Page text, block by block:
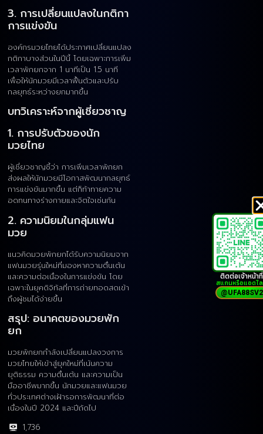
3. การเปลี่ยนแปลงในกติกา
การแข่งขัน
องค์กรมวยไทยได้ประกาศเปลี่ยนแปลง
กติกาบางส่วนในปีนี้ โดยเฉพาะการเพิ่ม
เวลาพักยกจาก 1 นาทีเป็น 1.5 นาที
เพื่อให้นักมวยมีเวลาฟื้นตัวและปรับ
กลยุทธ์ระหว่างยกมากขึ้น
บทวิเคราะห์จากผู้เชี่ยวชาญ
1. การปรับตัวของนัก
มวยไทย
ผู้เชี่ยวชาญชี้ว่า การเพิ่มเวลาพักยก
ส่งผลให้นักมวยมีโอกาสพัฒนากลยุทธ์
การแข่งขันมากขึ้น แต่ก็ท้าทายความ
อดทนทางร่างกายและจิตใจเช่นกัน
2. ความนิยมในกลุ่มแฟน
มวย
แนวคิดมวยพักยกได้รับความนิยมจาก
แฟนมวยรุ่นใหม่ที่มองหาความตื่นเต้น
และความต่อเนื่องในการแข่งขัน โดย
เฉพาะในยุคดิจิทัลที่การถ่ายทอดสดเข้า
ถึงผู้ชมได้ง่ายขึ้น
สรุป: อนาคตของมวยพัก
ยก
มวยพักยกกำลังเปลี่ยนแปลงวงการ
มวยไทยให้เข้าสู่ยุคใหม่ที่เน้นความ
ยุติธรรม ความตื่นเต้น และความเป็น
มืออาชีพมากขึ้น นักมวยและแฟนมวย
ทั่วประเทศต่างเฝ้ารอการพัฒนาที่ต่อ
เนื่องในปี 2024 และปีถัดไป
1,736
ติดต่อเจ้าหน้าที่
สแกนหรือแอดไ
@UFA88SV2